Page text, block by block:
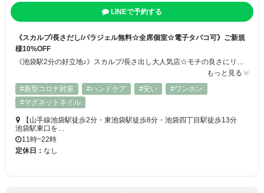
LINEで予約する
《スカルプ/長さだし/パラジェル無料☆全席個室☆電子タバコ可》ご新規
様10%OFF
《池袋駅2分の好立地♪》スカルプ/長さ出し大人気店☆モチの良さにリピーター続出！！高技術スタッフのみ在籍するネイルサロン◎ お席で電子タバコ可能☆パラジェル変更無料☆流行りのデザインはもちろん、あなたの【こだわり】の部分まで読み取り素敵なネイルに仕上げます♪新規ワンカラー→ジェル4,480円 スカルプ8,980円
もっと見る
#新型コロナ対策
#ハンドケア #安い
#ワンホン
#マグネットネイル
【山手線池袋駅徒歩2分・東池袋駅徒歩8分・池袋四丁目駅徒歩13分
池袋駅東口を…
11時~22時
定休日： なし